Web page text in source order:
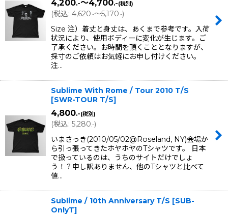
4,200.-～4,700.-(税別)
(税込: 4,620.-～5,170.-)
Size 注）着丈と身丈は、あくまで参考です。入荷
状況により、使用ボディーに変化が生じます。ご
了承ください。お時間を頂くこととなりますが、
採寸のご依頼はお気軽にお申し付けください。
注…
Sublime With Rome / Tour 2010 T/S
[SWR-TOUR T/S]
4,800.-(税別)
(税込: 5,280.-)
いまさっき(2010/05/02@Roseland, NY)会場か
ら引っ張ってきたホヤホヤのTシャツです。 日本
で扱っているのは、うちのサイトだけでしょ
う！？申し訳ありません、他のTシャツと比べて
値…
Sublime / 10th Anniversary T/S [SUB-
OnlyT]